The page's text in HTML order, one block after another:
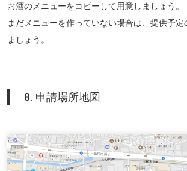
お酒のメニューをコピーして用意しましょう。
まだメニューを作っていない場合は、提供予定
ましょう。
8. 申請場所地図